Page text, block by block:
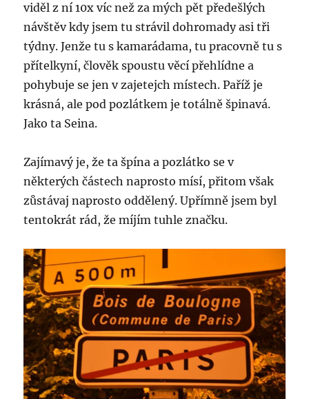
viděl z ní 10x víc než za mých pět předešlých
návštěv kdy jsem tu strávil dohromady asi tři
týdny. Jenže tu s kamarádama, tu pracovně tu s
přítelkyní, člověk spoustu věcí přehlídne a
pohybuje se jen v zajetejch místech. Paříž je
krásná, ale pod pozlátkem je totálně špinavá.
Jako ta Seina.
Zajímavý je, že ta špína a pozlátko se v
některých částech naprosto mísí, přitom však
zůstávaj naprosto oddělený. Upřímně jsem byl
tentokrát rád, že míjím tuhle značku.